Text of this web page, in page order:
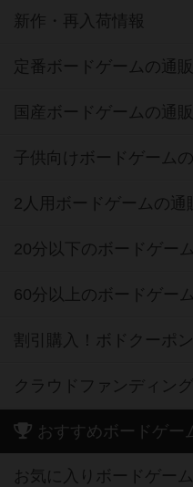
新作・再入荷情報
定番ボードゲームの通
国産ボードゲームの通
子供向けボードゲーム
2人用ボードゲームの通
20分以下のボードゲー
60分以上のボードゲー
割引購入！ボドクーポ
クラウドファンディン
おすすめボードゲー
お気に入りボードゲー